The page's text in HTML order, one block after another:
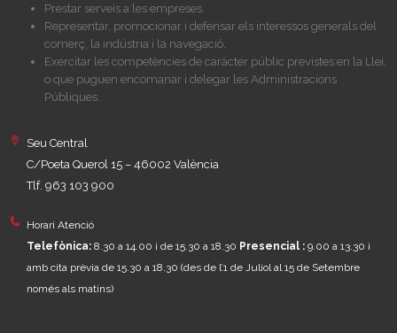
Prestar serveis a les empreses.
Representar, promocionar i defensar els interessos generals del
comerç, la indústria i la navegació.
Exercitar les competències de caràcter públic previstes en la Llei,
o que puguen encomanar i delegar les Administracions
Públiques.
Seu Central
C/Poeta Querol 15 – 46002 València
Tlf. 963 103 900
Horari Atenció
Telefònica: 8.30 a 14.00 i de 15.30 a 18.30 Presencial : 9.00 a 13.30 i
amb cita prèvia de 15.30 a 18.30 (des de l’1 de Juliol al 15 de Setembre
només als matins)